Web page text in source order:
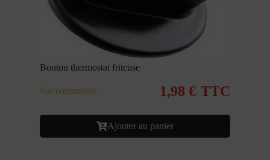
Bouton thermostat friteuse
Sur commande 1,98 € TTC
Ajouter au panier